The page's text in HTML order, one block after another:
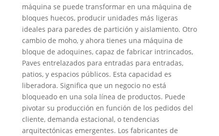
máquina se puede transformar en una máquina de
bloques huecos, producir unidades más ligeras
ideales para paredes de partición y aislamiento. Otro
cambio de moho, y ahora tienes una máquina de
bloque de adoquines, capaz de fabricar intrincados,
Paves entrelazados para entradas para entradas,
patios, y espacios públicos. Esta capacidad es
liberadora. Significa que un negocio no está
bloqueado en una sola línea de productos. Puede
pivotar su producción en función de los pedidos del
cliente, demanda estacional, o tendencias
arquitectónicas emergentes. Los fabricantes de